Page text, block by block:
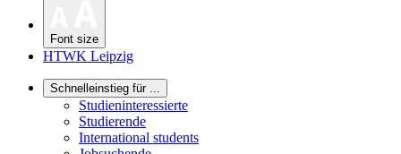
Font size
HTWK Leipzig
Schnelleinstieg für ...
Studieninteressierte
Studierende
International students